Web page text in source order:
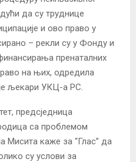
да су труднице
и ово право у
– рекли су у Фонду и
пренаталних
на њих, одредила
љекари УКЦ-а РС.
предсједница
са проблемом
Мисита каже за “Глас” да
су услови за